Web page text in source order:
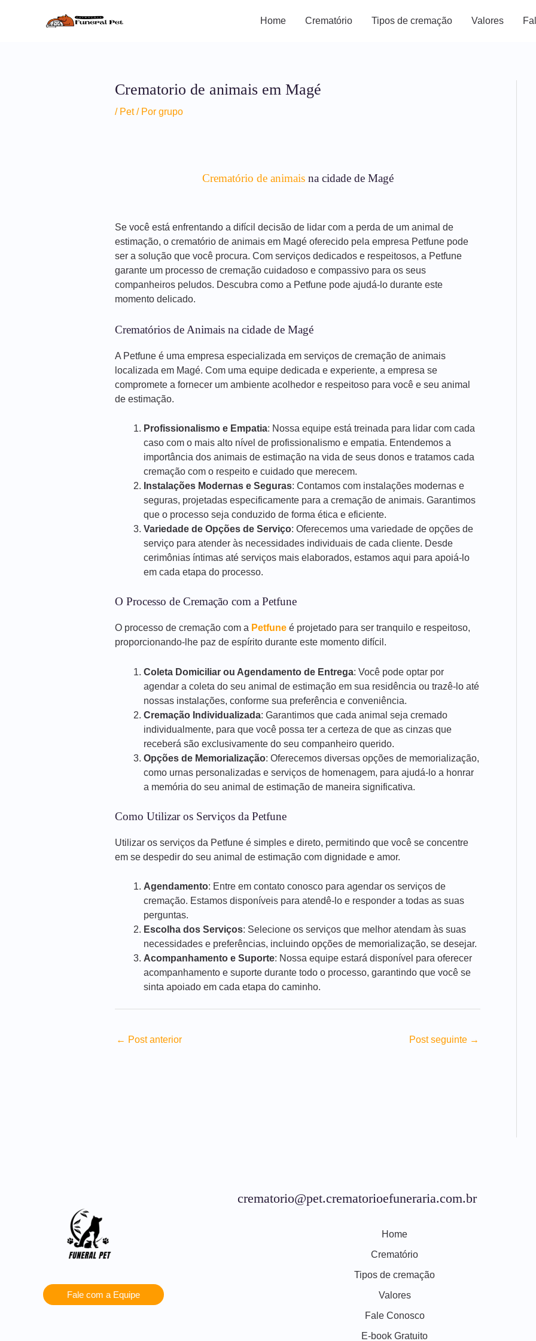
Home Crematório Tipos de cremação Valores
Crematorio de animais em Magé
/ Pet/ Por grupo
Crematório de animaisna cidade de Magé
Se você está enfrentando a difícil decisão de lidar com a perda de um animal de
estimação, o crematório de animais em Magé oferecido pela empresa Petfune pode
ser a solução que você procura. Com serviços dedicados e respeitosos, a Petfune
garante um processo de cremação cuidadoso e compassivo para os seus
companheiros peludos. Descubra como a Petfune pode ajudá-lo durante este
momento delicado.
Crematórios de Animais na cidade de Magé
A Petfune é uma empresa especializada em serviços de cremação de animais
localizada em Magé. Com uma equipe dedicada e experiente, a empresa se
compromete a fornecer um ambiente acolhedor e respeitoso para você e seu animal
de estimação.
Profissionalismo e Empatia: Nossa equipe está treinada para lidar com cada
caso com o mais alto nível de profissionalismo e empatia. Entendemos a
importância dos animais de estimação na vida de seus donos e tratamos cada
cremação com o respeito e cuidado que merecem.
Instalações Modernas e Seguras: Contamos com instalações modernas e
seguras, projetadas especificamente para a cremação de animais. Garantimos
que o processo seja conduzido de forma ética e eficiente.
Variedade de Opções de Serviço: Oferecemos uma variedade de opções de
serviço para atender às necessidades individuais de cada cliente. Desde
cerimônias íntimas até serviços mais elaborados, estamos aqui para apoiá-lo
em cada etapa do processo.
O Processo de Cremação com a Petfune
O processo de cremação com a Petfune é projetado para ser tranquilo e respeitoso,
proporcionando-lhe paz de espírito durante este momento difícil.
Coleta Domiciliar ou Agendamento de Entrega: Você pode optar por
agendar a coleta do seu animal de estimação em sua residência ou trazê-lo até
nossas instalações, conforme sua preferência e conveniência.
Cremação Individualizada: Garantimos que cada animal seja cremado
individualmente, para que você possa ter a certeza de que as cinzas que
receberá são exclusivamente do seu companheiro querido.
Opções de Memorialização: Oferecemos diversas opções de memorialização,
como urnas personalizadas e serviços de homenagem, para ajudá-lo a honrar
a memória do seu animal de estimação de maneira significativa.
Como Utilizar os Serviços da Petfune
Utilizar os serviços da Petfune é simples e direto, permitindo que você se concentre
em se despedir do seu animal de estimação com dignidade e amor.
Agendamento: Entre em contato conosco para agendar os serviços de
cremação. Estamos disponíveis para atendê-lo e responder a todas as suas
perguntas.
Escolha dos Serviços: Selecione os serviços que melhor atendam às suas
necessidades e preferências, incluindo opções de memorialização, se desejar.
Acompanhamento e Suporte: Nossa equipe estará disponível para oferecer
acompanhamento e suporte durante todo o processo, garantindo que você se
sinta apoiado em cada etapa do caminho.
navigation
← Post anterior Post seguinte →
Fale com a Equipe
crematorio@pet.crematorioefuneraria.com.br
Home
Crematório
Tipos de cremação
Valores
Fale Conosco
E-book Gratuito